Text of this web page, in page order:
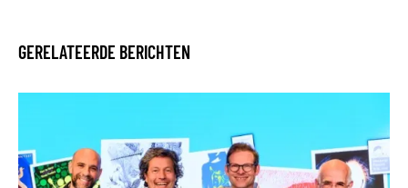
GERELATEERDE BERICHTEN